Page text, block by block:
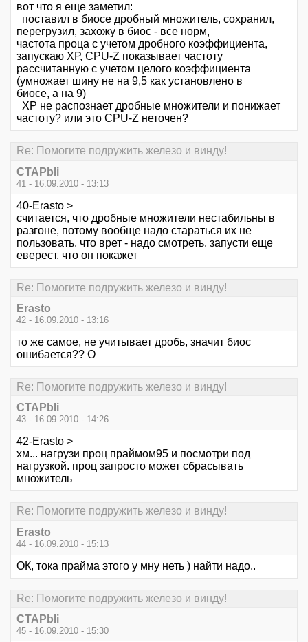
вот что я еще заметил:
поставил в биосе дробный множитель, сохранил,
перегрузил, захожу в биос - все норм,
частота проца с учетом дробного коэффициента,
запускаю ХР, CPU-Z показывает частоту
рассчитанную с учетом целого коэффициента
(умножает шину не на 9,5 как установлено в
биосе, а на 9)
ХР не распознает дробные множители и понижает
частоту? или это CPU-Z неточен?
Re: Помогите подружить железо и винду!
CTAPbIi
41 - 16.09.2010 - 13:13
40-Erasto >
считается, что дробные множители нестабильны в
разгоне, потому вообще надо стараться их не
пользовать. что врет - надо смотреть. запусти еще
еверест, что он покажет
Re: Помогите подружить железо и винду!
Erasto
42 - 16.09.2010 - 13:16
то же самое, не учитывает дробь, значит биос
ошибается?? О
Re: Помогите подружить железо и винду!
CTAPbIi
43 - 16.09.2010 - 14:26
42-Erasto >
хм... нагрузи проц праймом95 и посмотри под
нагрузкой. проц запросто может сбрасывать
множитель
Re: Помогите подружить железо и винду!
Erasto
44 - 16.09.2010 - 15:13
ОК, тока прайма этого у мну неть ) найти надо..
Re: Помогите подружить железо и винду!
CTAPbIi
45 - 16.09.2010 - 15:30